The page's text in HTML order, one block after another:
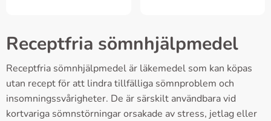
Receptfria sömnhjälpmedel
Receptfria sömnhjälpmedel är läkemedel som kan köpas
utan recept för att lindra tillfälliga sömnproblem och
insomningssvårigheter. De är särskilt användbara vid
kortvariga sömnstörningar orsakade av stress, jetlag eller